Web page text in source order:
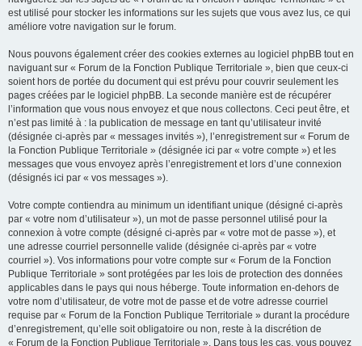
est utilisé pour stocker les informations sur les sujets que vous avez lus, ce qui
améliore votre navigation sur le forum.
Nous pouvons également créer des cookies externes au logiciel phpBB tout en
naviguant sur « Forum de la Fonction Publique Territoriale », bien que ceux-ci
soient hors de portée du document qui est prévu pour couvrir seulement les
pages créées par le logiciel phpBB. La seconde manière est de récupérer
l’information que vous nous envoyez et que nous collectons. Ceci peut être, et
n’est pas limité à : la publication de message en tant qu’utilisateur invité
(désignée ci-après par « messages invités »), l’enregistrement sur « Forum de
la Fonction Publique Territoriale » (désignée ici par « votre compte ») et les
messages que vous envoyez après l’enregistrement et lors d’une connexion
(désignés ici par « vos messages »).
Votre compte contiendra au minimum un identifiant unique (désigné ci-après
par « votre nom d’utilisateur »), un mot de passe personnel utilisé pour la
connexion à votre compte (désigné ci-après par « votre mot de passe »), et
une adresse courriel personnelle valide (désignée ci-après par « votre
courriel »). Vos informations pour votre compte sur « Forum de la Fonction
Publique Territoriale » sont protégées par les lois de protection des données
applicables dans le pays qui nous héberge. Toute information en-dehors de
votre nom d’utilisateur, de votre mot de passe et de votre adresse courriel
requise par « Forum de la Fonction Publique Territoriale » durant la procédure
d’enregistrement, qu’elle soit obligatoire ou non, reste à la discrétion de
« Forum de la Fonction Publique Territoriale ». Dans tous les cas, vous pouvez